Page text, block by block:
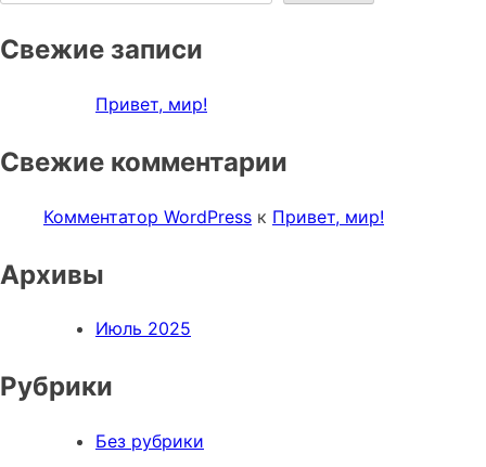
Свежие записи
Привет, мир!
Свежие комментарии
Комментатор WordPress к Привет, мир!
Архивы
Июль 2025
Рубрики
Без рубрики